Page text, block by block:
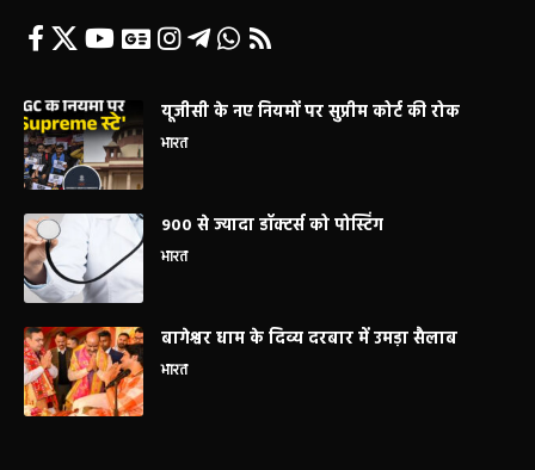
यूजीसी के नए नियमों पर सुप्रीम कोर्ट की रोक
भारत
900 से ज्यादा डॉक्टर्स को पोस्टिंग
भारत
बागेश्वर धाम के दिव्य दरबार में उमड़ा सैलाब
भारत